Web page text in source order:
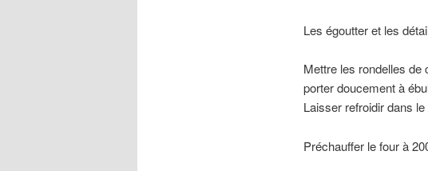
Les égoutter et les
Mettre les rondelles de
porter doucement à
Laisser refroidir dans le
Préchauffer le four à